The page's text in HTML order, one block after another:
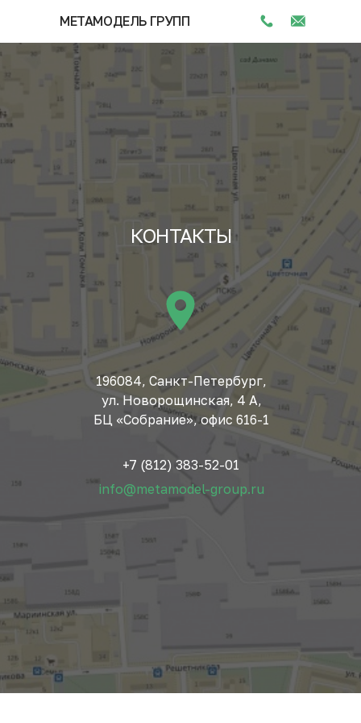
МЕТАМОДЕЛЬ ГРУПП
КОНТАКТЫ
info@metamodel-group.ru
+7 (812) 383-52-01
196084, Санкт-Петербург,
ул. Новорощинская, 4 А,
БЦ «Собрание», офис 616-1